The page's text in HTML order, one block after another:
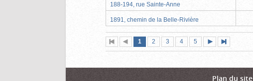
188-194, rue Sainte-Anne
1891, chemin de la Belle-Rivière
Première
page
Page
précédente
Page
1 (page
actuelle)
Page
2 Page
3 Page
4 Page
5
suivante
page
Plan du site